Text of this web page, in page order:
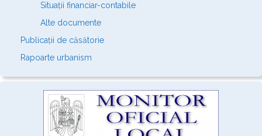
Situații financiar-contabile
Alte documente
Publicații de căsătorie
Rapoarte urbanism